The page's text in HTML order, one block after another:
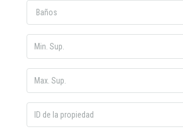
Baños